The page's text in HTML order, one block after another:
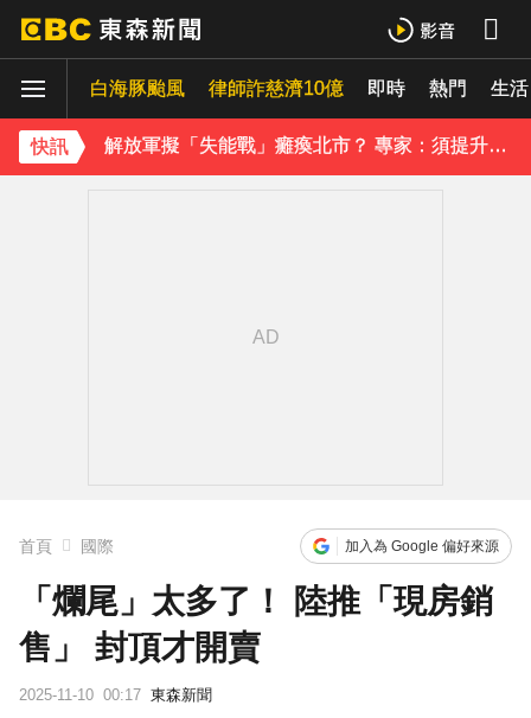
白海豚颱風 律師詐慈濟10億 即時 熱門 生活
快訊
解放軍擬「失能戰」癱瘓北市？ 專家：須提升城鎮韌性
《理財達人秀》X 安聯投信免費講座報名中！搶先卡位 2027
首頁 國際 加入為 Google 偏好來源
「爛尾」太多了！ 陸推「現房銷
售」 封頂才開賣
2025-11-10 00:17 東森新聞